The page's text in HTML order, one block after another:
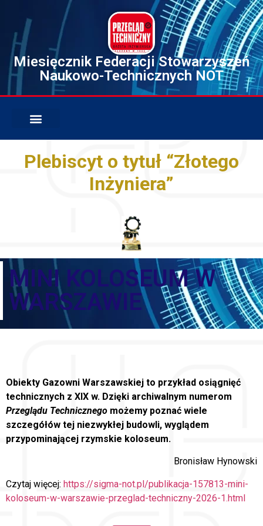
Miesięcznik Federacji Stowarzyszeń
Naukowo-Technicznych NOT
Plebiscyt o tytuł “Złotego
Inżyniera”
MINI KOLOSEUM W
WARSZAWIE
Obiekty Gazowni Warszawskiej to przykład osiągnięć
technicznych z XIX w. Dzięki archiwalnym numerom
Przeglądu Technicznego możemy poznać wiele
szczegółów tej niezwykłej budowli, wyglądem
przypominającej rzymskie koloseum.
Bronisław Hynowski
Czytaj więcej: https://sigma-not.pl/publikacja-157813-mini-
koloseum-w-warszawie-przeglad-techniczny-2026-1.html